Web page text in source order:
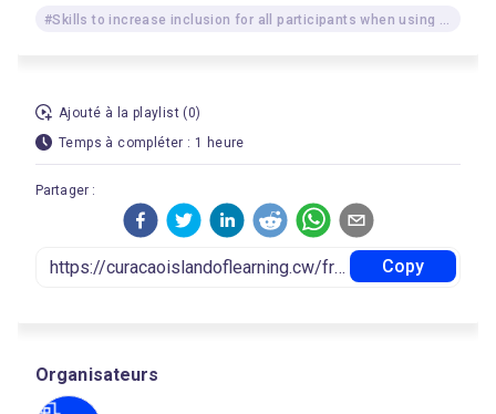
#Skills to increase inclusion for all participants when using digital environments for activities
Ajouté à la playlist (0)
Temps à compléter : 1 heure
Partager :
Copy
Organisateurs